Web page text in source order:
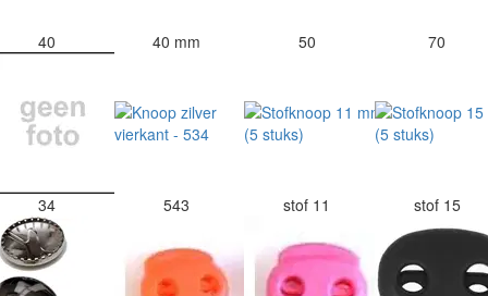
40 40 mm 50 70
34 543 stof 11 stof 15